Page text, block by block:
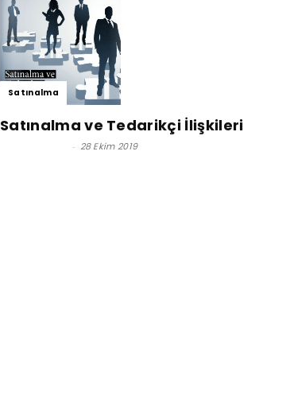
Satınalma
Satınalma ve Tedarikçi İlişkileri
- 28 Ekim 2019